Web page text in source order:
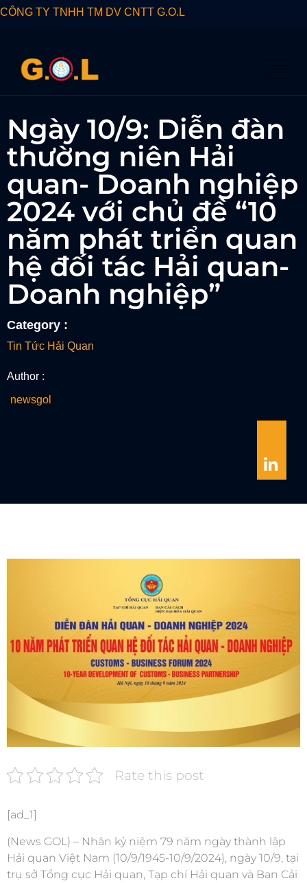
CÔNG TY TNHH TM DV CNTT G.O.L
Ngày 10/9: Diễn đàn
thường niên Hải
quan- Doanh nghiệp
2024 với chủ đề “10
năm phát triển quan
hệ đối tác Hải quan-
Doanh nghiệp”
Category :
Tin Tức Hải Quan
Author :
newsgol
Rate this post
[ad_1]
(News GOL) – Nhân kỷ niệm 79 năm ngày thành lập
Hải quan Việt Nam (10/9/1945-10/9/2024), ngày 10/9, tại
trụ sở Tổng cục Hải quan, Tạp chí Hải quan và Ban Cải